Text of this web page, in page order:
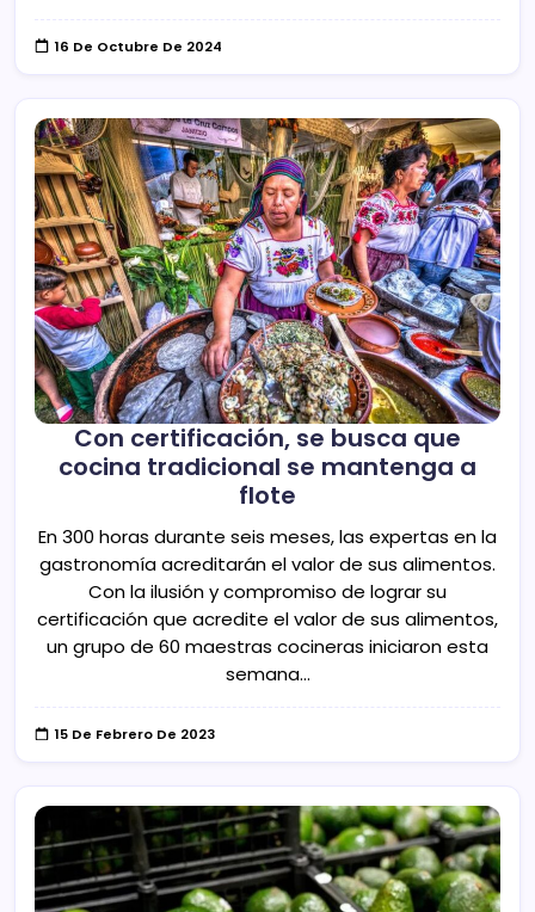
16 De Octubre De 2024
Con certificación, se busca que
cocina tradicional se mantenga a
flote
En 300 horas durante seis meses, las expertas en la
gastronomía acreditarán el valor de sus alimentos.
Con la ilusión y compromiso de lograr su
certificación que acredite el valor de sus alimentos,
un grupo de 60 maestras cocineras iniciaron esta
semana…
15 De Febrero De 2023